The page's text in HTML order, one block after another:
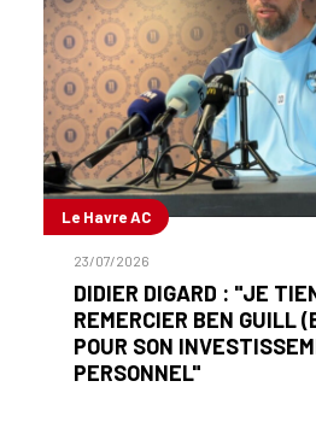
Le Havre AC
23/07/2026
DIDIER DIGARD : "JE
REMERCIER BEN GUILL
POUR SON
PERSONNEL"